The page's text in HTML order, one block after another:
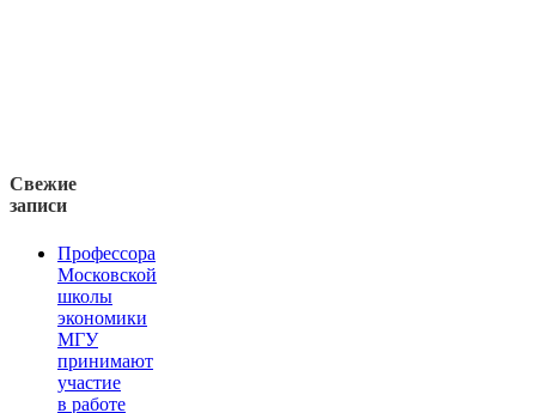
Свежие
записи
Профессора
Московской
школы
экономики
МГУ
принимают
участие
в работе